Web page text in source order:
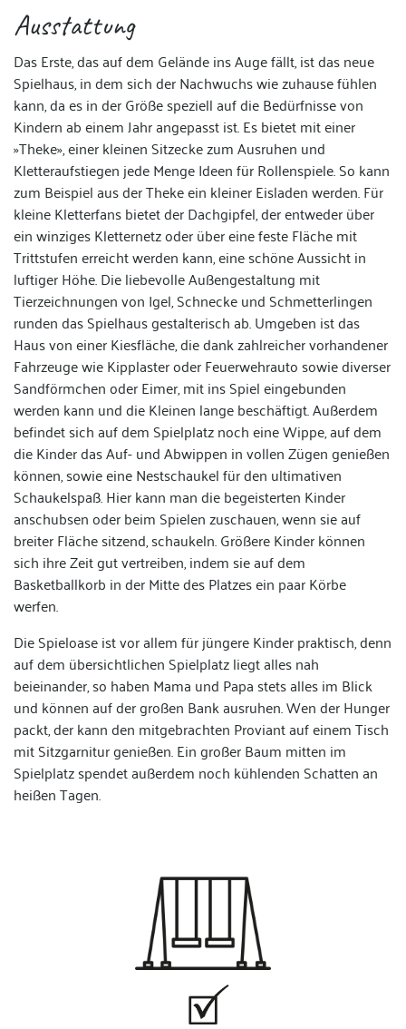
Ausstattung
Das Erste, das auf dem Gelände ins Auge fällt, ist das neue
Spielhaus, in dem sich der Nachwuchs wie zuhause fühlen
kann, da es in der Größe speziell auf die Bedürfnisse von
Kindern ab einem Jahr angepasst ist. Es bietet mit einer
»Theke», einer kleinen Sitzecke zum Ausruhen und
Kletteraufstiegen jede Menge Ideen für Rollenspiele. So kann
zum Beispiel aus der Theke ein kleiner Eisladen werden. Für
kleine Kletterfans bietet der Dachgipfel, der entweder über
ein winziges Kletternetz oder über eine feste Fläche mit
Trittstufen erreicht werden kann, eine schöne Aussicht in
luftiger Höhe. Die liebevolle Außengestaltung mit
Tierzeichnungen von Igel, Schnecke und Schmetterlingen
runden das Spielhaus gestalterisch ab. Umgeben ist das
Haus von einer Kiesfläche, die dank zahlreicher vorhandener
Fahrzeuge wie Kipplaster oder Feuerwehrauto sowie diverser
Sandförmchen oder Eimer, mit ins Spiel eingebunden
werden kann und die Kleinen lange beschäftigt. Außerdem
befindet sich auf dem Spielplatz noch eine Wippe, auf dem
die Kinder das Auf- und Abwippen in vollen Zügen genießen
können, sowie eine Nestschaukel für den ultimativen
Schaukelspaß. Hier kann man die begeisterten Kinder
anschubsen oder beim Spielen zuschauen, wenn sie auf
breiter Fläche sitzend, schaukeln. Größere Kinder können
sich ihre Zeit gut vertreiben, indem sie auf dem
Basketballkorb in der Mitte des Platzes ein paar Körbe
werfen.
Die Spieloase ist vor allem für jüngere Kinder praktisch, denn
auf dem übersichtlichen Spielplatz liegt alles nah
beieinander, so haben Mama und Papa stets alles im Blick
und können auf der großen Bank ausruhen. Wen der Hunger
packt, der kann den mitgebrachten Proviant auf einem Tisch
mit Sitzgarnitur genießen. Ein großer Baum mitten im
Spielplatz spendet außerdem noch kühlenden Schatten an
heißen Tagen.